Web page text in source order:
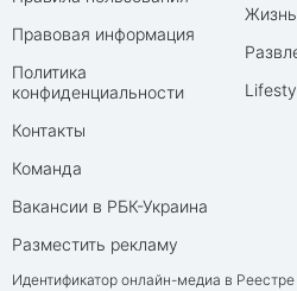
Правовая информация
Политика
конфиденциальности
Контакты
Команда
Вакансии в РБК-Украина
Разместить рекламу
Жизнь
Идентификатор онлайн-медиа в